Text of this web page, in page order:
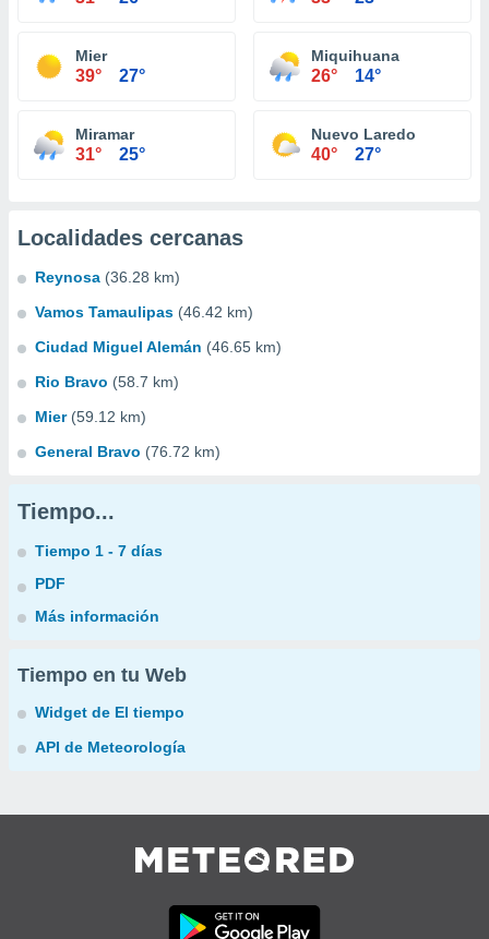
Mier
39° 27°
Miquihuana
26° 14°
Miramar
31° 25°
Nuevo Laredo
40° 27°
Localidades cercanas
Reynosa (36.28 km)
Vamos Tamaulipas (46.42 km)
Ciudad Miguel Alemán (46.65 km)
Rio Bravo (58.7 km)
Mier (59.12 km)
General Bravo (76.72 km)
Tiempo...
Tiempo 1 - 7 días
PDF
Más información
Tiempo en tu Web
Widget de El tiempo
API de Meteorología